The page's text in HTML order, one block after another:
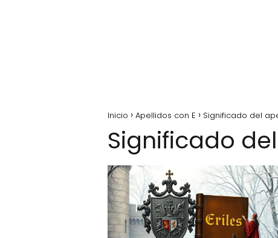
Inicio Apellidos con E Significado del
Significado